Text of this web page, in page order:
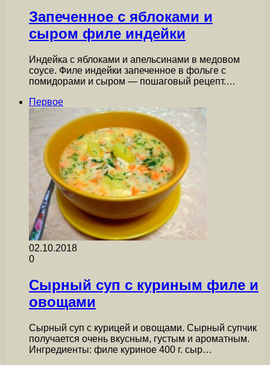
Запеченное с яблоками и
сыром филе индейки
Индейка с яблоками и апельсинами в медовом
соусе. Филе индейки запеченное в фольге с
помидорами и сыром — пошаговый рецепт.…
Первое
02.10.2018
0
Сырный суп с куриным филе и
овощами
Сырный суп с курицей и овощами. Сырный супчик
получается очень вкусным, густым и ароматным.
Ингредиенты: филе куриное 400 г. сыр…